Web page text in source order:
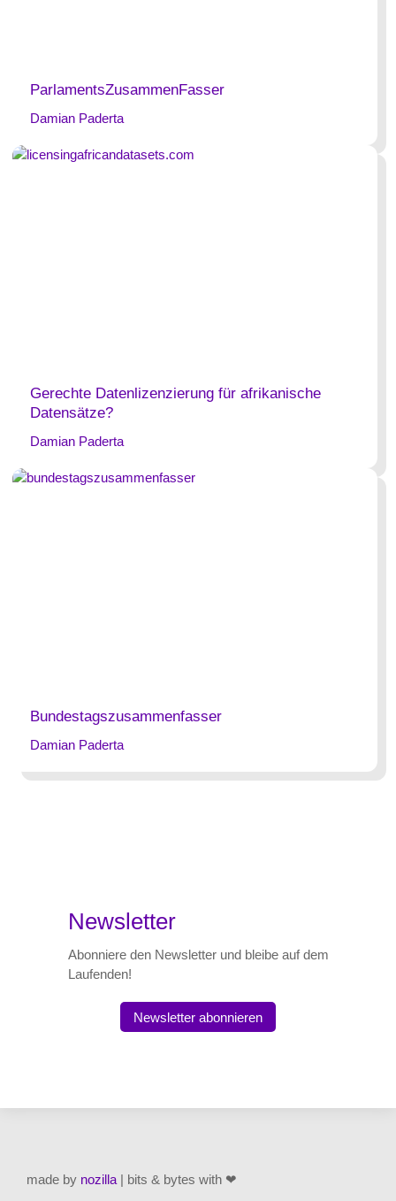
ParlamentsZusammenFasser
Damian Paderta
Gerechte Datenlizenzierung für afrikanische
Datensätze?
Damian Paderta
Bundestagszusammenfasser
Damian Paderta
Newsletter
Abonniere den Newsletter und bleibe auf dem
Laufenden!
Newsletter abonnieren
made by nozilla | bits & bytes with ❤